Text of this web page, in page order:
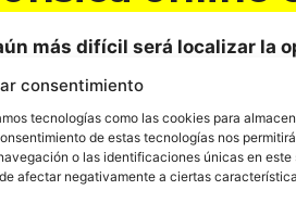
consentimiento
tecnologías como las cookies para
de estas tecnologías nos permitirá
o las identificaciones únicas en este
afectar negativamente a ciertas
más difícil será localizar la
de ahí que hemos estado
en contacto contigo para